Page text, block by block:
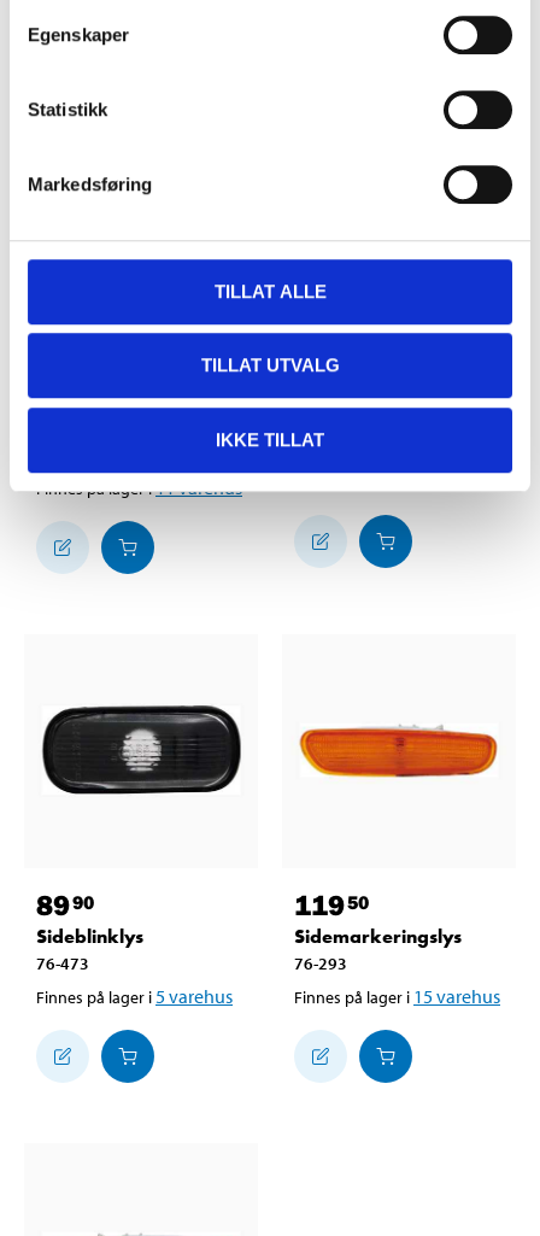
Egenskaper
Statistikk
Markedsføring
TILLAT ALLE
TILLAT UTVALG
IKKE TILLAT
9990
Finnes på lager i11varehus
189,-
76-588
9varehus
8990
Sideblinklys
76-473
Finnes på lager i 5varehus
11950
Sidemarkeringslys
76-293
Finnes på lager i 15varehus